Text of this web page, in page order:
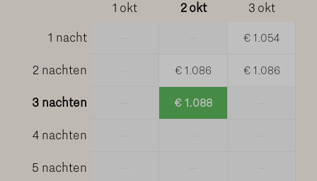
1 okt
2 okt
3 okt
1 nacht € 1.054
2 nachten € 1.086 € 1.086
3 nachten € 1.088
4 nachten
5 nachten